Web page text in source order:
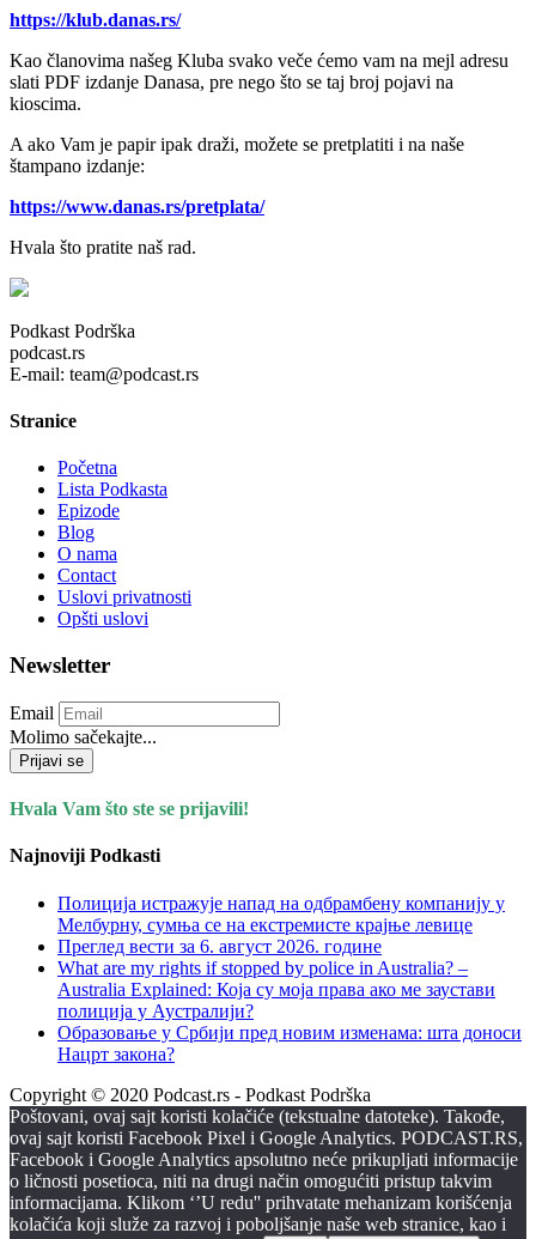
https://klub.danas.rs/
Kao članovima našeg Kluba svako veče ćemo vam na mejl adresu
slati PDF izdanje Danasa, pre nego što se taj broj pojavi na
kioscima.
A ako Vam je papir ipak draži, možete se pretplatiti i na naše
štampano izdanje:
https://www.danas.rs/pretplata/
Hvala što pratite naš rad.
Podkast Podrška
podcast.rs
E-mail: team@podcast.rs
Stranice
Početna
Lista Podkasta
Epizode
Blog
O nama
Contact
Uslovi privatnosti
Opšti uslovi
Newsletter
Email
Molimo sačekajte...
Prijavi se
Hvala Vam što ste se prijavili!
Najnoviji Podkasti
Полиција истражује напад на одбрамбену компанију у
Мелбурну, сумња се на екстремисте крајње левице
Преглед вести за 6. август 2026. године
What are my rights if stopped by police in Australia? –
Australia Explained: Која су моја права ако ме заустави
полиција у Аустралији?
Образовање у Србији пред новим изменама: шта доноси
Нацрт закона?
Copyright © 2020 Podcast.rs - Podkast Podrška
Poštovani, ovaj sajt koristi kolačiće (tekstualne datoteke). Takođe,
ovaj sajt koristi Facebook Pixel i Google Analytics. PODCAST.RS,
Facebook i Google Analytics apsolutno neće prikupljati informacije
o ličnosti posetioca, niti na drugi način omogućiti pristup takvim
informacijama. Klikom ‘’U redu'' prihvatate mehanizam korišćenja
kolačića koji služe za razvoj i poboljšanje naše web stranice, kao i